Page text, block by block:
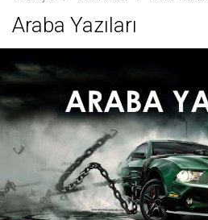
Araba Yazıları